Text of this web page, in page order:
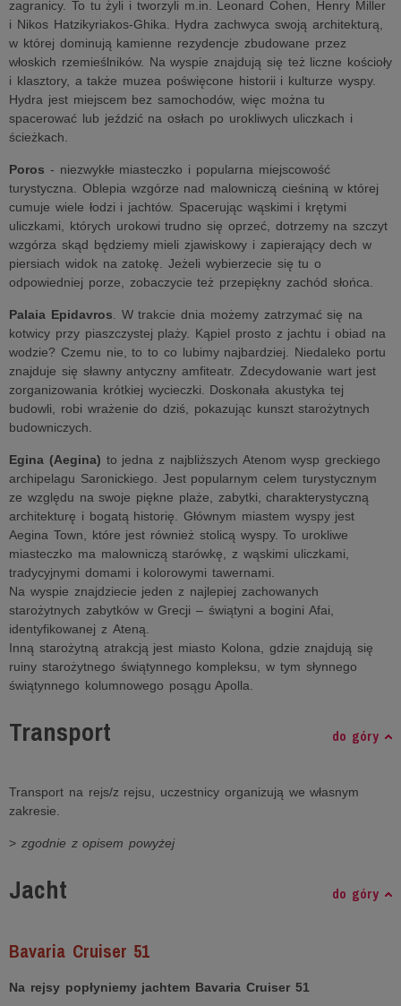
zagranicy. To tu żyli i tworzyli m.in. Leonard Cohen, Henry Miller
i Nikos Hatzikyriakos-Ghika. Hydra zachwyca swoją architekturą,
w której dominują kamienne rezydencje zbudowane przez
włoskich rzemieślników. Na wyspie znajdują się też liczne kościoły
i klasztory, a także muzea poświęcone historii i kulturze wyspy.
Hydra jest miejscem bez samochodów, więc można tu
spacerować lub jeździć na osłach po urokliwych uliczkach i
ścieżkach.
Poros - niezwykłe miasteczko i popularna miejscowość
turystyczna. Oblepia wzgórze nad malowniczą cieśniną w której
cumuje wiele łodzi i jachtów. Spacerując wąskimi i krętymi
uliczkami, których urokowi trudno się oprzeć, dotrzemy na szczyt
wzgórza skąd będziemy mieli zjawiskowy i zapierający dech w
piersiach widok na zatokę. Jeżeli wybierzecie się tu o
odpowiedniej porze, zobaczycie też przepiękny zachód słońca.
Palaia Epidavros . W trakcie dnia możemy zatrzymać się na
kotwicy przy piaszczystej plaży. Kąpiel prosto z jachtu i obiad na
wodzie? Czemu nie, to to co lubimy najbardziej. Niedaleko portu
znajduje się sławny antyczny amfiteatr. Zdecydowanie wart jest
zorganizowania krótkiej wycieczki. Doskonała akustyka tej
budowli, robi wrażenie do dziś, pokazując kunszt starożytnych
budowniczych.
Egina (Aegina) to jedna z najbliższych Atenom wysp greckiego
archipelagu Saronickiego. Jest popularnym celem turystycznym
ze względu na swoje piękne plaże, zabytki, charakterystyczną
architekturę i bogatą historię. Głównym miastem wyspy jest
Aegina Town, które jest również stolicą wyspy. To urokliwe
miasteczko ma malowniczą starówkę, z wąskimi uliczkami,
tradycyjnymi domami i kolorowymi tawernami.
Na wyspie znajdziecie jeden z najlepiej zachowanych
starożytnych zabytków w Grecji – świątyni a bogini Afai,
identyfikowanej z Ateną.
Inną starożytną atrakcją jest miasto Kolona, gdzie znajdują się
ruiny starożytnego świątynnego kompleksu, w tym słynnego
świątynnego kolumnowego posągu Apolla.
Transport do góry
Transport na rejs/z rejsu, uczestnicy organizują we własnym
zakresie.
> zgodnie z opisem powyżej
Jacht do góry
Bavaria Cruiser 51
Na rejsy popłyniemy jachtem Bavaria Cruiser 51